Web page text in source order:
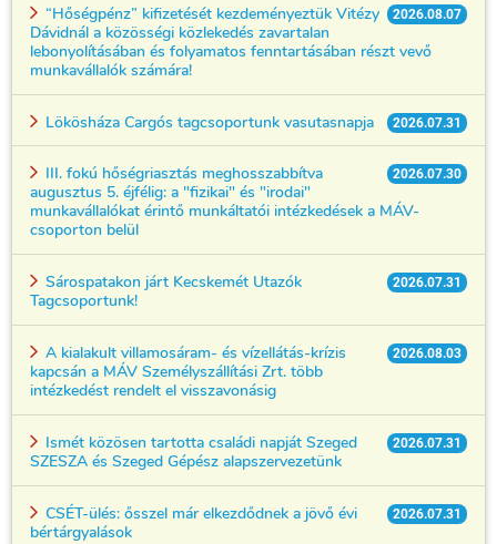
2026.08.07
“Hőségpénz” kifizetését kezdeményeztük Vitézy
Dávidnál a közösségi közlekedés zavartalan
lebonyolításában és folyamatos fenntartásában részt vevő
munkavállalók számára!
2026.07.31
Lökösháza Cargós tagcsoportunk vasutasnapja
2026.07.30
III. fokú hőségriasztás meghosszabbítva
augusztus 5. éjfélig: a "fizikai" és "irodai"
munkavállalókat érintő munkáltatói intézkedések a MÁV-
csoporton belül
2026.07.31
Sárospatakon járt Kecskemét Utazók
Tagcsoportunk!
2026.08.03
A kialakult villamosáram- és vízellátás-krízis
kapcsán a MÁV Személyszállítási Zrt. több
intézkedést rendelt el visszavonásig
2026.07.31
Ismét közösen tartotta családi napját Szeged
SZESZA és Szeged Gépész alapszervezetünk
2026.07.31
CSÉT-ülés: ősszel már elkezdődnek a jövő évi
bértárgyalások